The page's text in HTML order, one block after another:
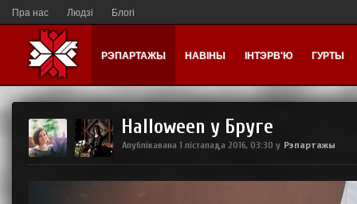
Пра нас Людзі Блогі
РЭПАРТАЖЫ НАВІНЫ ІНТЭРВ'Ю ГУРТЫ
Halloween у Бруге
Апублікавана 1 лістапада 2016, 03:30 у Рэпартажы